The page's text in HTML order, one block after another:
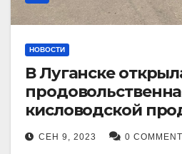
НОВОСТИ
В Луганске
кисловодской
СЕН 9, 2023 0